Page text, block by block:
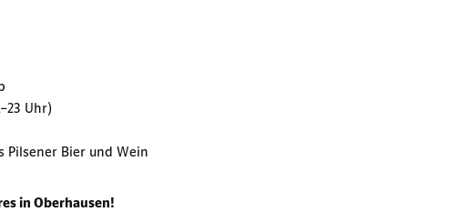
Uhr)
Pilsener Bier und Wein
in Oberhausen!